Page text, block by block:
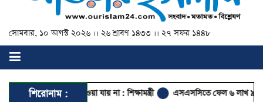
সোমবার, ১০ আগস্ট ২০২৬ ।। ২৬ শ্রাবণ ১৪৩৩ ।। ২৭ সফর ১৪৪৮
শিরোনাম :
নাম্বার দেওয়া যায় না : শিক্ষামন্ত্রী এসএসসিতে ফেল ৬ লাখ ৯০ হাজারের